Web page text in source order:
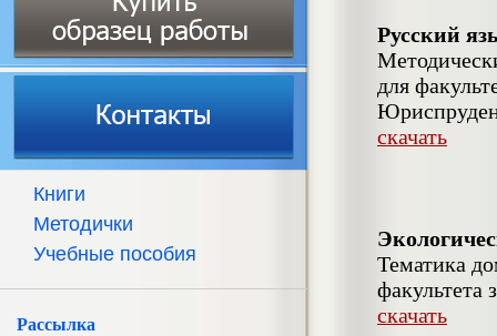
Книги
Методички
Учебные пособия
Рассылка
Русский
для
скачать
Тематика
факультета
скачать